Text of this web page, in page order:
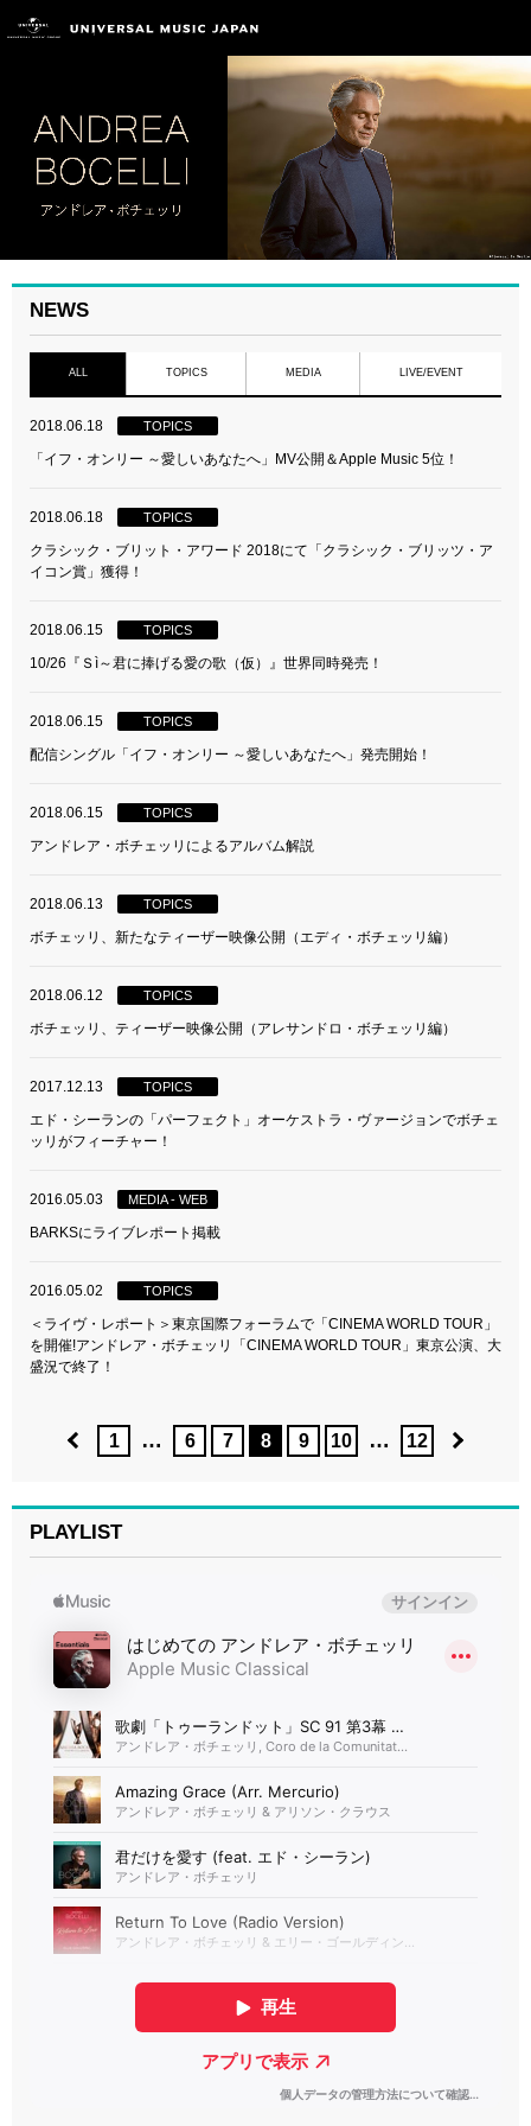
NEWS
ALL TOPICS MEDIA LIVE/EVENT
2018.06.18 TOPICS
「イフ・オンリー ～愛しいあなたへ」MV公開＆Apple Music 5位！
2018.06.18 TOPICS
クラシック・ブリット・アワード 2018にて「クラシック・ブリッツ・ア
イコン賞」獲得！
2018.06.15 TOPICS
10/26『Ｓì～君に捧げる愛の歌（仮）』世界同時発売！
2018.06.15 TOPICS
配信シングル「イフ・オンリー ～愛しいあなたへ」発売開始！
2018.06.15 TOPICS
アンドレア・ボチェッリによるアルバム解説
2018.06.13 TOPICS
ボチェッリ、新たなティーザー映像公開（エディ・ボチェッリ編）
2018.06.12 TOPICS
ボチェッリ、ティーザー映像公開（アレサンドロ・ボチェッリ編）
2017.12.13 TOPICS
エド・シーランの「パーフェクト」オーケストラ・ヴァージョンでボチェ
ッリがフィーチャー！
2016.05.03 MEDIA - WEB
BARKSにライブレポート掲載
2016.05.02 TOPICS
＜ライヴ・レポート＞東京国際フォーラムで「CINEMA WORLD TOUR」
を開催!アンドレア・ボチェッリ「CINEMA WORLD TOUR」東京公演、大
盛況で終了！
1 … 6 7 8 9 10 … 12
PLAYLIST